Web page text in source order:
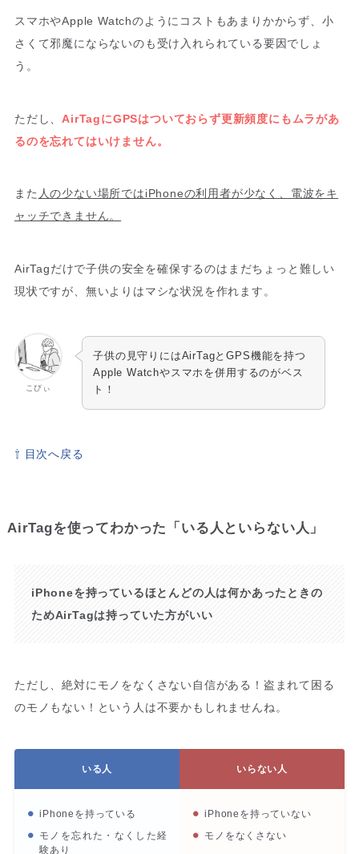
スマホやApple Watchのようにコストもあまりかからず、小
さくて邪魔にならないのも受け入れられている要因でしょ
う。
ただし、 AirTagにGPSはついておらず更新頻度にもムラがあ
るのを忘れてはいけません。
また 人の少ない場所ではiPhoneの利用者が少なく、電波をキ
ャッチできません。
AirTagだけで子供の安全を確保するのはまだちょっと難しい
現状ですが、無いよりはマシな状況を作れます。
こびぃ
子供の見守りにはAirTagとGPS機能を持つ
Apple Watchやスマホを併用するのがベス
ト！
⇧ 目次へ戻る
AirTagを使ってわかった「いる人といらない人」
iPhoneを持っているほとんどの人は何かあったときの
ためAirTagは持っていた方がいい
ただし、絶対にモノをなくさない自信がある！盗まれて困る
のモノもない！という人は不要かもしれませんね。
いる人 いらない人
iPhoneを持っている
モノを忘れた・なくした経
験あり
iPhoneを持っていない
モノをなくさない